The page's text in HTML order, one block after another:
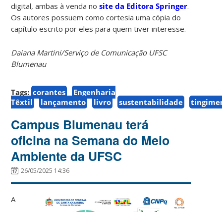
digital, ambas à venda nosite da Editora Springer.
Os autores possuem como cortesia uma cópia do
capítulo escrito por eles para quem tiver interesse.
Daiana Martini/Serviço de Comunicação UFSC
Blumenau
Tags: corantes
Engenharia
Têxtil
lançamento livro sustentabilidade
Campus Blumenau terá
oficina na Semana do Meio
Ambiente da UFSC
26/05/2025 14:36
A